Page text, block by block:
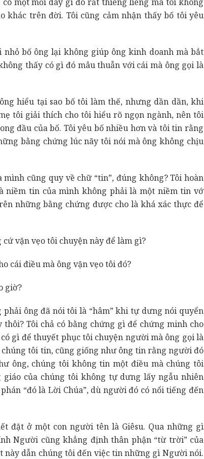
khác trên đời. Tôi cũng cảm nhận thấy bố tôi yêu
nhỏ bố ông lại không giúp ông kinh doanh mà bắt
thấy có gì đó mâu thuẫn với cái mà ông gọi là
hiểu tại sao bố tôi làm thế, nhưng dần dần, khi
tôi giải thích cho tôi hiểu rõ ngọn ngành, nên tôi
đầu của bố. Tôi yêu bố nhiều hơn và tôi tin rằng
bằng chứng lúc nãy tôi nói mà ông không chịu
mình cũng quy về chữ “tin”, đúng không? Tôi hoàn
niềm tin của mình không phải là một niềm tin vớ
những bằng chứng được cho là khá xác thực để
vặn vẹo tôi chuyện này để làm gì?
cái điều mà ông vặn vẹo tôi đó?
giờ?
phải ông đã nói tôi là “hâm” khi tự dưng nói quyển
thôi? Tôi chả có bằng chứng gì để chứng minh cho
gì để thuyết phục tôi chuyện người mà ông gọi là
chúng tôi tin, cũng giống như ông tin rằng người đó
ông, chúng tôi không tin một điều mà chúng tôi
giáo của chúng tôi không tự dưng lấy ngẫu nhiên
“đó là Lời Chúa”, dù người đó có nổi tiếng đến
đặt ở một con người tên là Giêsu. Qua những gì
Người cũng khẳng định thân phận “từ trời” của
này dẫn chúng tôi đến việc tin những gì Người nói.